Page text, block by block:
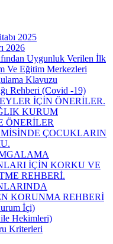
2025
2026
Uygunluk Verilen İlk
Ve Eğitim Merkezleri
Klavuzu
Rehberi (Covid -19)
İÇİN ÖNERİLER.
KURUM
ÖNERİLER
ÇOCUKLARIN
İÇİN KORKU VE
REHBERİ.
KORUNMA REHBERİ
İçi)
Hekimleri)
Kriterleri